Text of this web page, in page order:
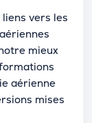
vers les
mieux
aérienne
mises